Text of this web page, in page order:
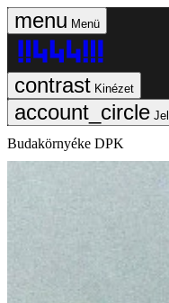
Menü
Kinézet
Budakörnyéke DPK